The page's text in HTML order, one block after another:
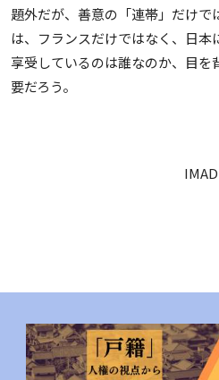
題外だが、善意の「連帯」だけ
は、フランスだけではなく、日本
享受しているのは誰なのか、目
要だろう。